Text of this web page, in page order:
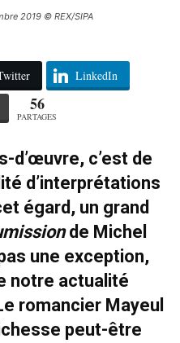
2019 © REX/SIPA
LinkedIn
56
PARTAGES
d’œuvre, c’est de
d’interprétations
égard, un grand
de Michel
une exception,
notre actualité
romancier Mayeul
peut-être